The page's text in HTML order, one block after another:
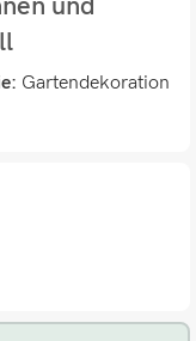
Gartendekoration